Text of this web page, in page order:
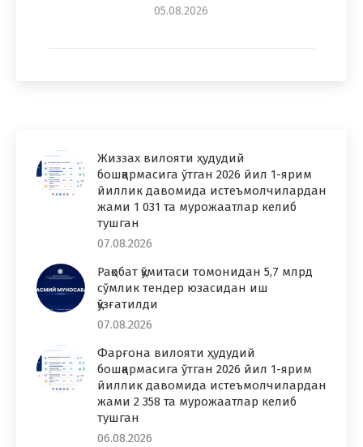
05.08.2026
Жиззах вилояти ҳудудий
бошқармасига ўтган 2026 йил 1-ярим
йиллик давомида истеъмолчилардан
жами 1 031 та мурожаатлар келиб
тушган
07.08.2026
Рақобат қўмитаси томонидан 5,7 млрд
сўмлик тендер юзасидан иш
қўзғатилди
07.08.2026
Фарғона вилояти ҳудудий
бошқармасига ўтган 2026 йил 1-ярим
йиллик давомида истеъмолчилардан
жами 2 358 та мурожаатлар келиб
тушган
06.08.2026